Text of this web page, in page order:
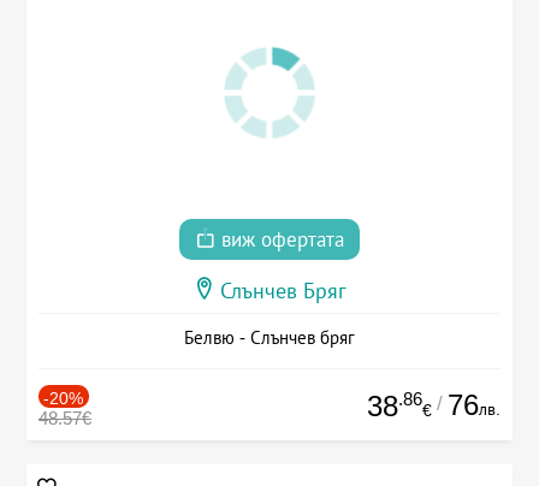
виж офертата
Слънчев Бряг
Белвю - Слънчев бряг
-20%
48.57€ 38.86
€ / 76лв.